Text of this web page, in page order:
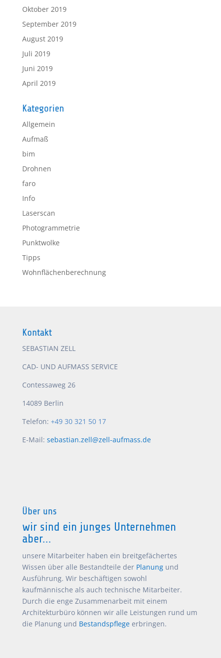
Oktober 2019
September 2019
August 2019
Juli 2019
Juni 2019
April 2019
Kategorien
Allgemein
Aufmaß
bim
Drohnen
faro
Info
Laserscan
Photogrammetrie
Punktwolke
Tipps
Wohnflächenberechnung
Kontakt
SEBASTIAN ZELL
CAD- UND AUFMASS SERVICE
Contessaweg 26
14089 Berlin
Telefon: +49 30 321 50 17
E-Mail: sebastian.zell@zell-aufmass.de
Über uns
wir sind ein junges Unternehmen
aber...
unsere Mitarbeiter haben ein breitgefächertes
Wissen über alle Bestandteile der Planungund
Ausführung. Wir beschäftigen sowohl
kaufmännische als auch technische Mitarbeiter.
Durch die enge Zusammenarbeit mit einem
Architekturbüro können wir alle Leistungen rund um
die Planung und Bestandspflegeerbringen.